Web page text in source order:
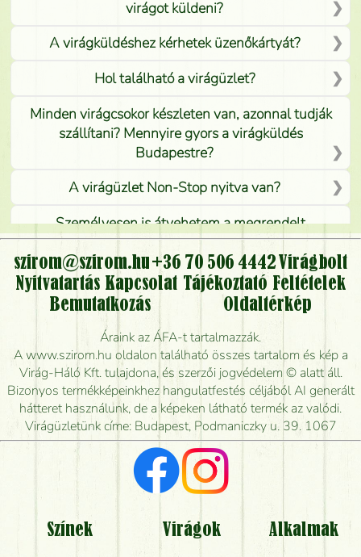
virágot küldeni?
A virágküldéshez kérhetek üzenőkártyát?
Hol található a virágüzlet?
Minden virágcsokor készleten van, azonnal tudják
szállítani? Mennyire gyors a virágküldés
Budapestre?
A virágüzlet Non-Stop nyitva van?
Személyesen is átvehetem a megrendelt
virágcsokrot, vagy csak virágküldéssel, kiszállítással
kérhető?
Vidékre is lehet rendelni?
Meddig rendelhetek virágküldést úgy, hogy még ma
kiszállítsák?
Mennyire gyorsan tudják elkészíteni a csokrot, és
mikor tudják leghamarabb kiszállítani?
Vörös rózsát keresek, van önöknél?
Milyen visszajelzést kapok a virágküldésről?
Tényleg azt kapom, ami a képen van?
Mit kell tudni a virágcsokrok szállításáról?
szirom@szirom.hu +36 70 506 4442Virágbolt
Nyitvatartás Kapcsolat Tájékoztató Feltételek
Bemutatkozás
Oldaltérkép
Áraink az ÁFA-t tartalmazzák.
A www.szirom.hu oldalon található összes tartalom és kép a
Virág-Háló Kft. tulajdona, és szerzői jogvédelem © alatt áll.
Bizonyos termékképeinkhez hangulatfestés céljából AI generált
hátteret használunk, de a képeken látható termék az valódi.
Virágüzletünk címe: Budapest, Podmaniczky u. 39. 1067
Színek Virágok Alkalmak